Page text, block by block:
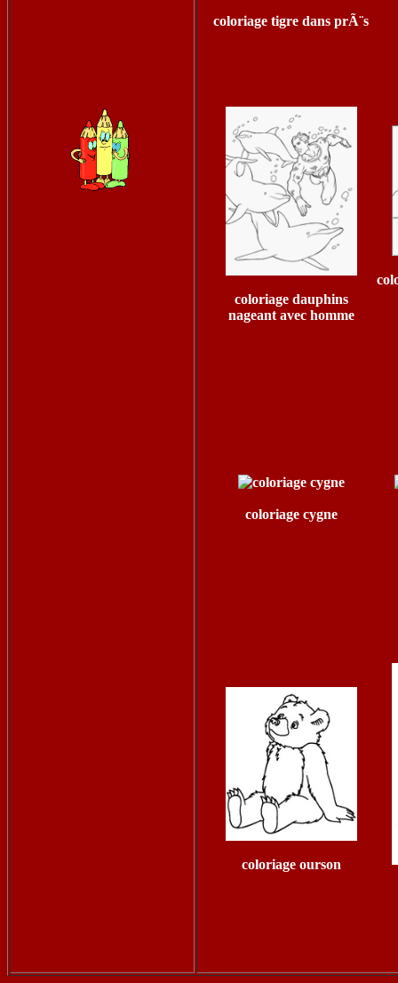
coloriage tigre dans prÃ¨s
coloriage dauphins
nageant avec homme
coloriage cygne
coloriage ourson